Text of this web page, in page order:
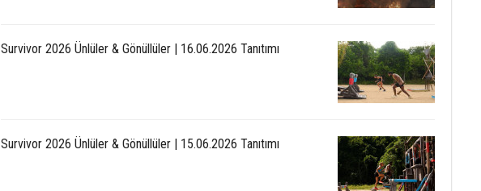
Survivor 2026 Ünlüler & Gönüllüler | 16.06.2026 Tanıtımı
Survivor 2026 Ünlüler & Gönüllüler | 15.06.2026 Tanıtımı